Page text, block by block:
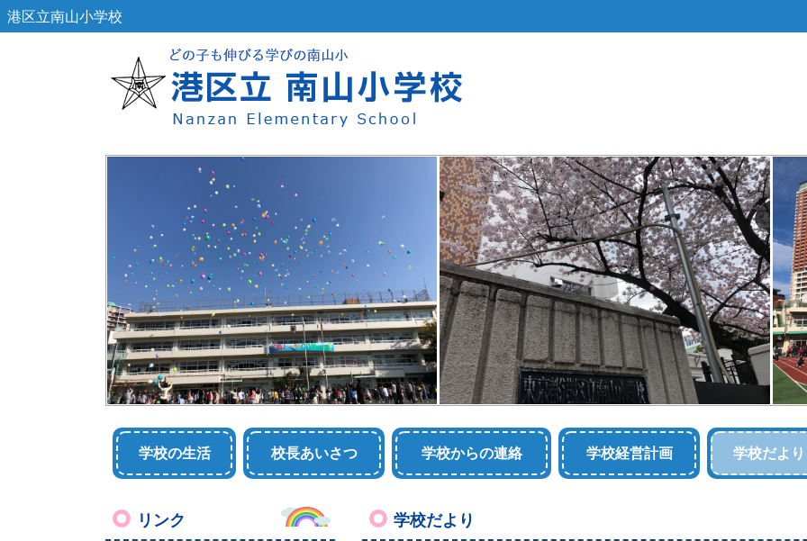
港区立南山小学校
学校の生活 校長あいさつ 学校からの連絡 学校経営計画 学校だより
リンク 学校だより